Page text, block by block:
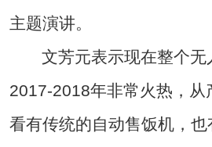
主题演讲。
文芳元表示现在整个无
2017-2018年非常火热，从
看有传统的自动售饭机，